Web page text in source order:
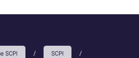
SCPI / SCPI /